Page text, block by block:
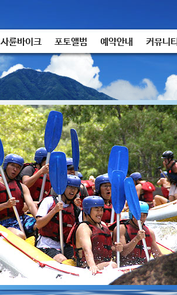
사륜바이크 포토앨범 예약안내 커뮤니티